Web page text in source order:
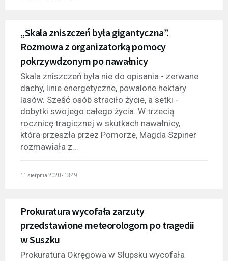
„Skala zniszczeń była gigantyczna”.
Rozmowa z organizatorką pomocy
pokrzywdzonym po nawałnicy
Skala zniszczeń była nie do opisania - zerwane
dachy, linie energetyczne, powalone hektary
lasów. Sześć osób straciło życie, a setki -
dobytki swojego całego życia. W trzecią
rocznicę tragicznej w skutkach nawałnicy,
która przeszła przez Pomorze, Magda Szpiner
rozmawiała z...
11 sierpnia 2020 - 13:49
Prokuratura wycofała zarzuty
przedstawione meteorologom po tragedii
w Suszku
Prokuratura Okręgowa w Słupsku wycofała